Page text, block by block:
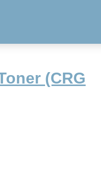
(CRG